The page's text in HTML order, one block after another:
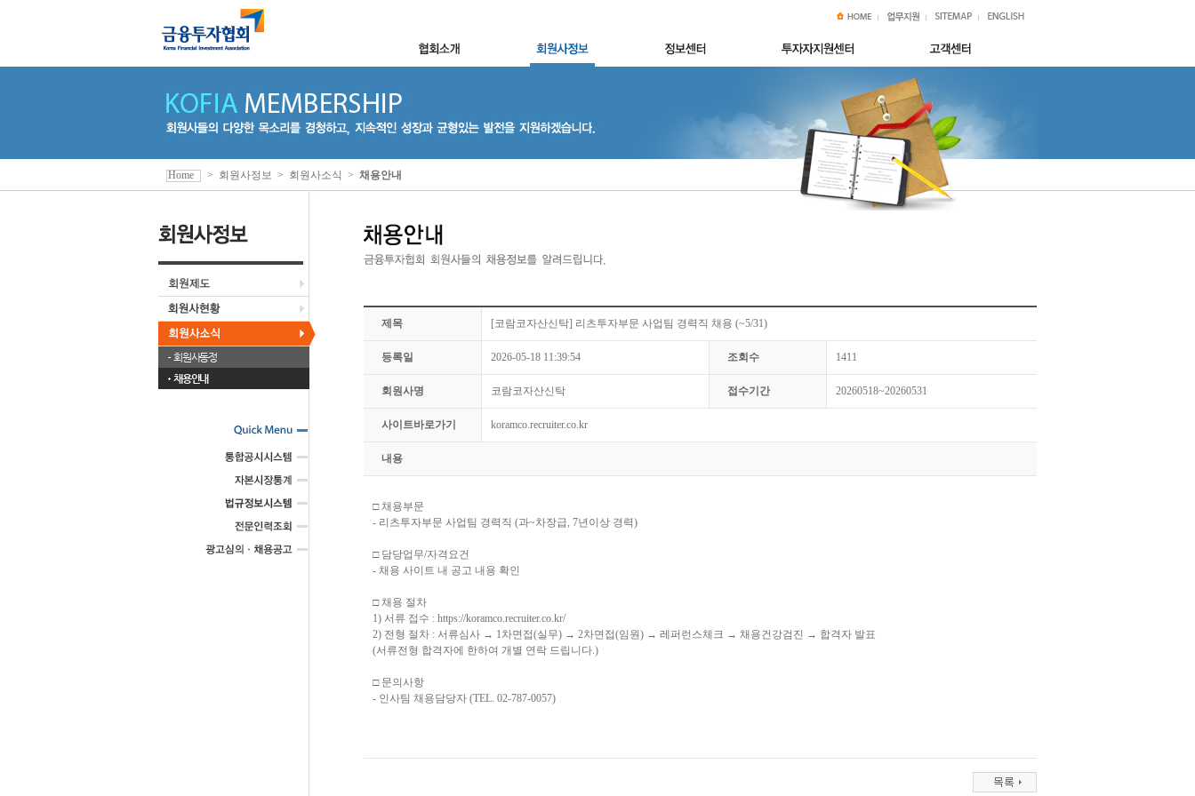
회원사동정
채용안내
Home > 회원사정보 > 회원사소식 > 채용안내
제목 [코람코자산신탁] 리츠투자부문 사업팀 경력직 채용 (~5/31)
등록일 2026-05-18 11:39:54 조회수 1411
회원사명 코람코자산신탁 접수기간 20260518~20260531
사이트바로가기 koramco.recruiter.co.kr
내용
□ 채용부문
- 리츠투자부문 사업팀 경력직 (과~차장급, 7년이상 경력)
□ 담당업무/자격요건
- 채용 사이트 내 공고 내용 확인
□ 채용 절차
1) 서류 접수 : https://koramco.recruiter.co.kr/
2) 전형 절차 : 서류심사 → 1차면접(실무) → 2차면접(임원) → 레퍼런스체크 → 채용건강검진 → 합격자 발표
(서류전형 합격자에 한하여 개별 연락 드립니다.)
□ 문의사항
- 인사팀 채용담당자 (TEL. 02-787-0057)